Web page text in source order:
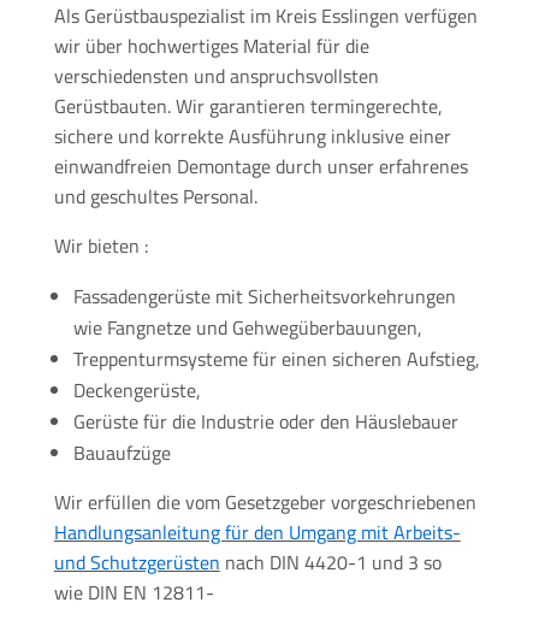
Als Gerüstbauspezialist im Kreis Esslingen verfügen
wir über hochwertiges Material für die
verschiedensten und anspruchsvollsten
Gerüstbauten. Wir garantieren termingerechte,
sichere und korrekte Ausführung inklusive einer
einwandfreien Demontage durch unser erfahrenes
und geschultes Personal.
Wir bieten :
Fassadengerüste mit Sicherheitsvorkehrungen
wie Fangnetze und Gehwegüberbauungen,
Treppenturmsysteme für einen sicheren Aufstieg,
Deckengerüste,
Gerüste für die Industrie oder den Häuslebauer
Bauaufzüge
Wir erfüllen die vom Gesetzgeber vorgeschriebenen
Handlungsanleitung für den Umgang mit Arbeits-
und Schutzgerüsten nach DIN 4420-1 und 3 so
wie DIN EN 12811-